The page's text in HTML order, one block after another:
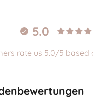
5.0
rate us 5.0/5 based